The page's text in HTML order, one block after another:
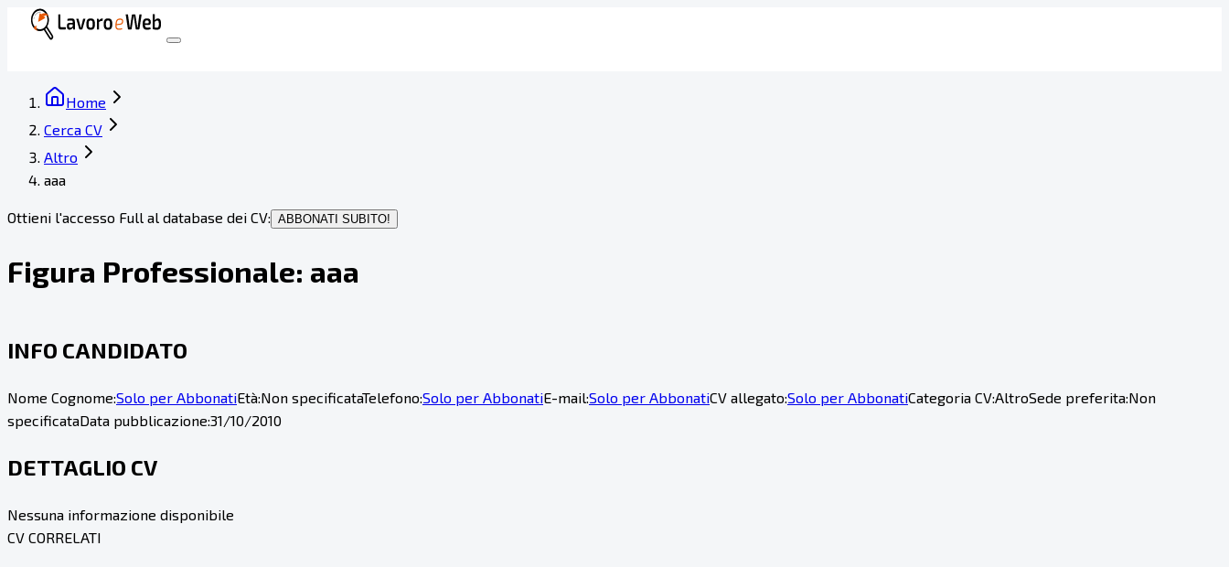
Home
Cerca CV
Altro
aaa
Ottieni l'accesso Full al database dei CV: ABBONATI SUBITO!
Figura Professionale: aaa
INFO CANDIDATO
Nome Cognome:Solo per AbbonatiEtà:Non specificataTelefono:Solo per AbbonatiE-mail:Solo per AbbonatiCV allegato:Solo per AbbonatiCategoria CV:AltroSede preferita:Non
specificataData pubblicazione:31/10/2010
DETTAGLIO CV
Nessuna informazione disponibile
CV CORRELATI